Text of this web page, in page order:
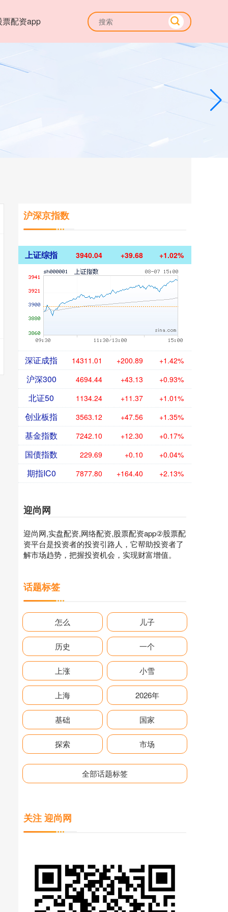
票配资app
沪深京指数
上证综指 3940.04 +39.68 +1.02%
深证成指 14311.01 +200.89 +1.42%
沪深300 4694.44 +43.13 +0.93%
北证50 1134.24 +11.37 +1.01%
创业板指 3563.12 +47.56 +1.35%
基金指数 7242.10 +12.30 +0.17%
国债指数 229.69 +0.10 +0.04%
期指IC0 7877.80 +164.40 +2.13%
迎尚网
迎尚网,实盘配资,网络配资,股票配资app②股票配
资平台是投资者的投资引路人，它帮助投资者了
解市场趋势，把握投资机会，实现财富增值。
话题标签
怎么 儿子
历史 一个
上涨 小雪
上海 2026年
基础 国家
探索 市场
全部话题标签
关注 迎尚网